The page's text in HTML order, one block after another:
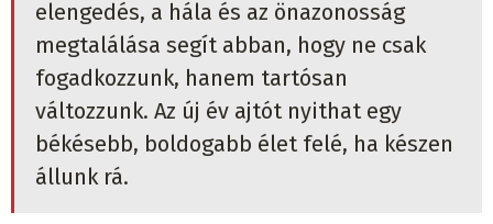
elengedés, a hála és az önazonosság
megtalálása segít abban, hogy ne csak
fogadkozzunk, hanem tartósan
változzunk. Az új év ajtót nyithat egy
békésebb, boldogabb élet felé, ha készen
állunk rá.